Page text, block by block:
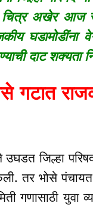
चित्र अखेर आज
दाट शक्यता
जिल्हा
तर भोसे
गणासाठी युवा